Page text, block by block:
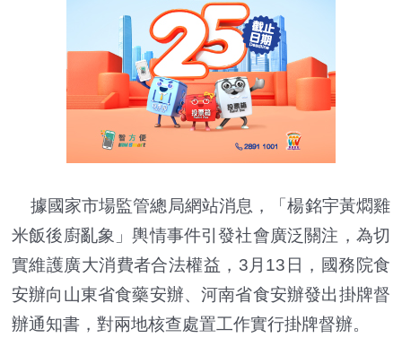
據國家市場監管總局網站消息，「楊銘宇黃燜雞
米飯後廚亂象」輿情事件引發社會廣泛關注，為切
實維護廣大消費者合法權益，3月13日，國務院食
安辦向山東省食藥安辦、河南省食安辦發出掛牌督
辦通知書，對兩地核查處置工作實行掛牌督辦。